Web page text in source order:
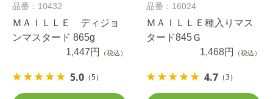
品番：10432
ＭＡＩＬＬＥ ディジョ
ンマスタード 865g
1,447円
（税込）
5.0 （5）
品番：16024
ＭＡＩＬＬＥ種入りマス
タード845Ｇ
1,468円
（税込）
4.7 （3）